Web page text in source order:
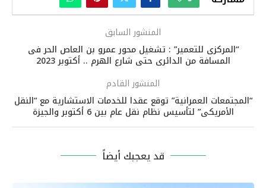
المنشور السابق
“المركزى للتعمير” : تشغيل محور عمرو بن العاص الحر فى
المسافة من الدائرى حتى شارع الهرم .. أكتوبر 2023
المنشور القادم
“المجتمعات العمرانية” توقع عقدا للخدمات الاستشارية مع “النقل
الأمريكى” لتأسيس نظام نقل عام بين 6 أكتوبر والجيزة
قد يعجبك أيضاً